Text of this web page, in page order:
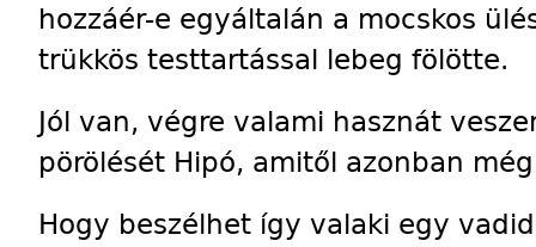
hozzáér-e egyáltalán a mocskos
trükkös testtartással lebeg fölötte.
Jól van, végre valami hasznát
pörölését Hipó, amitől azonban
Hogy beszélhet így valaki egy